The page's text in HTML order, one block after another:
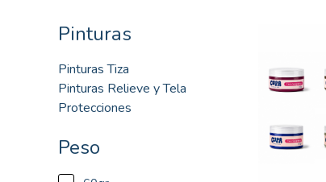
Pinturas
Pinturas Tiza
Pinturas Relieve y Tela
Protecciones
Peso